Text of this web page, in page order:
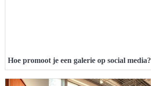
Hoe promoot je een galerie op social media?